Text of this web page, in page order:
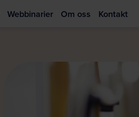
Webbinarier Om oss Kontakt